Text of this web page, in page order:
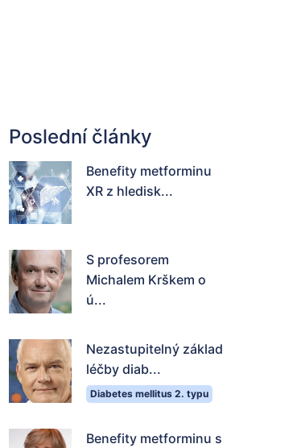
Poslední články
Benefity metforminu
XR z hledisk...
S profesorem
Michalem Krškem o
ú...
Nezastupitelný základ
léčby diab...
Diabetes mellitus 2. typu
Benefity metforminu s